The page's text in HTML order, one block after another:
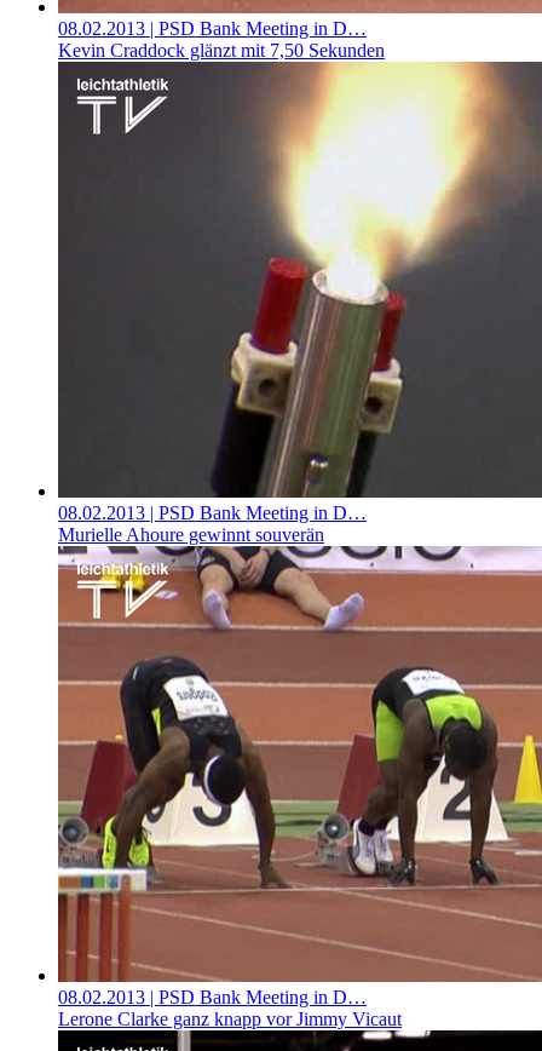
08.02.2013 | PSD Bank Meeting in D…
Kevin Craddock glänzt mit 7,50 Sekunden
08.02.2013 | PSD Bank Meeting in D…
Murielle Ahoure gewinnt souverän
08.02.2013 | PSD Bank Meeting in D…
Lerone Clarke ganz knapp vor Jimmy Vicaut